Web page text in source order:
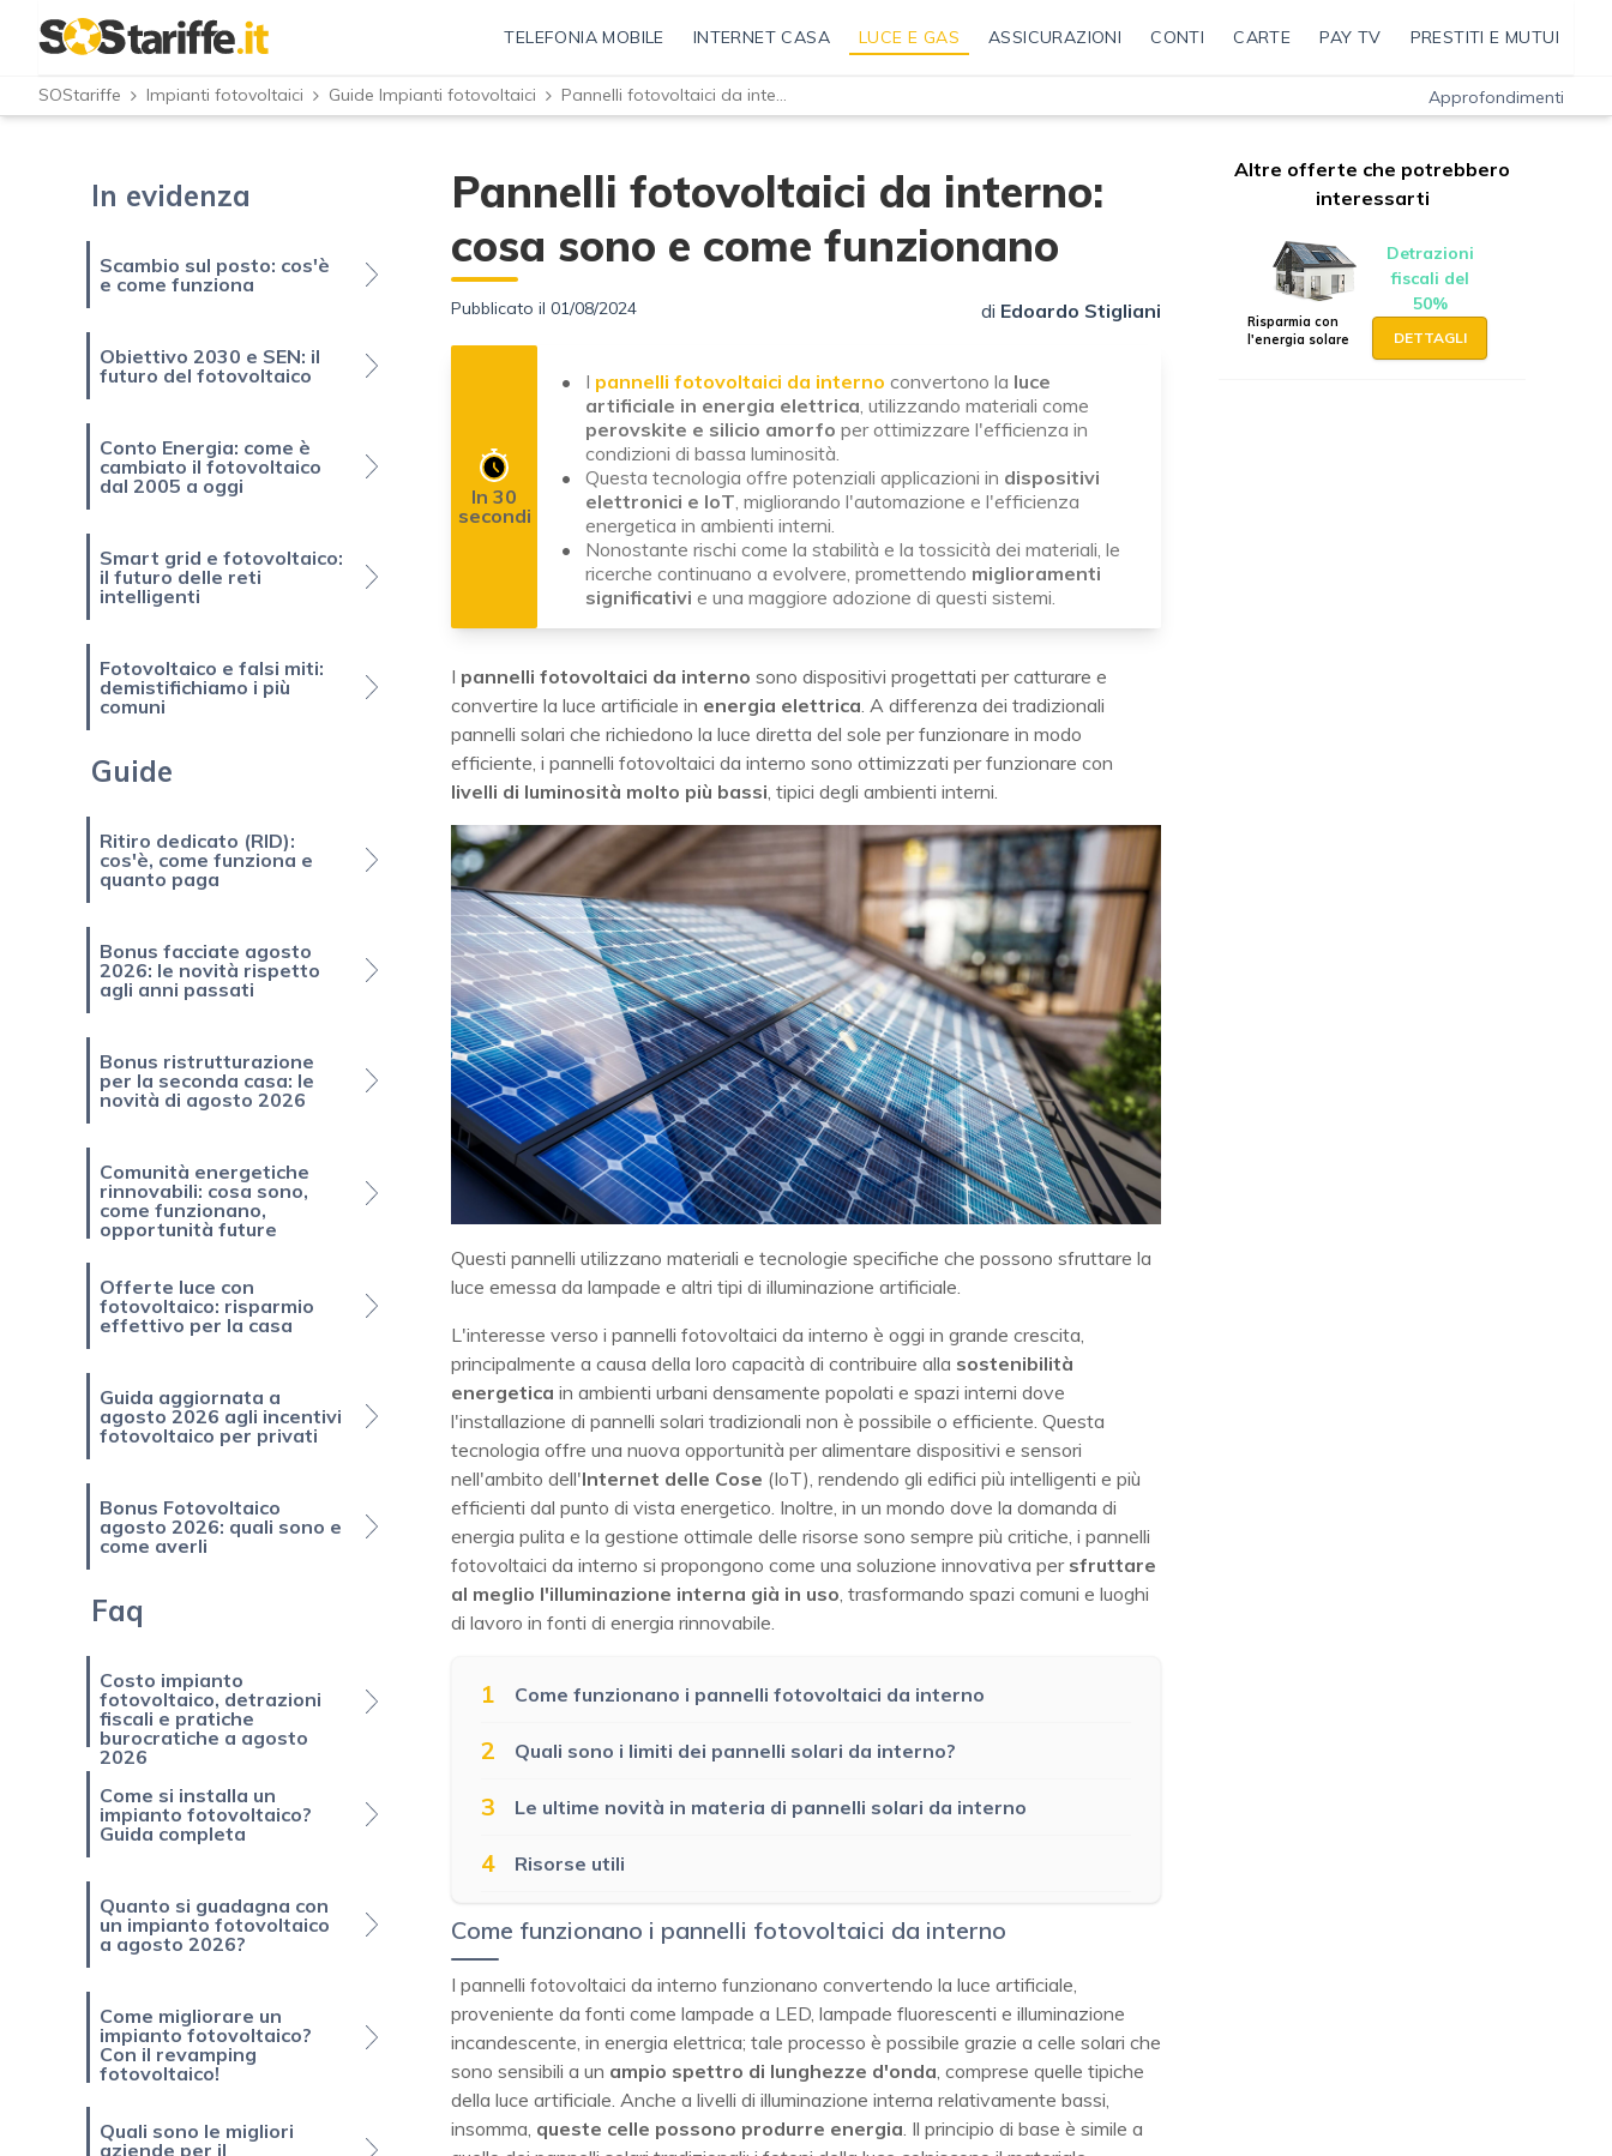
TELEFONIA MOBILE INTERNET CASA LUCE E GAS ASSICURAZIONI CONTI CARTE PAY TV PRESTITI E MUTUI
SOStariffe Impianti fotovoltaici Guide Impianti fotovoltaici Pannelli fotovoltaici da interno: cosa sono e come funzionano Approfondimenti
In evidenza
Scambio sul posto: cos'è
e come funziona
Obiettivo 2030 e SEN: il
futuro del fotovoltaico
Conto Energia: come è
cambiato il fotovoltaico
dal 2005 a oggi
Smart grid e fotovoltaico:
il futuro delle reti
intelligenti
Fotovoltaico e falsi miti:
demistifichiamo i più
comuni
Guide
Ritiro dedicato (RID):
cos'è, come funziona e
quanto paga
Bonus facciate agosto
2026: le novità rispetto
agli anni passati
Bonus ristrutturazione
per la seconda casa: le
novità di agosto 2026
Comunità energetiche
rinnovabili: cosa sono,
come funzionano,
opportunità future
Offerte luce con
fotovoltaico: risparmio
effettivo per la casa
Guida aggiornata a
agosto 2026 agli incentivi
fotovoltaico per privati
Bonus Fotovoltaico
agosto 2026: quali sono e
come averli
Faq
Costo impianto
fotovoltaico, detrazioni
fiscali e pratiche
burocratiche a agosto
2026
Come si installa un
impianto fotovoltaico?
Guida completa
Quanto si guadagna con
un impianto fotovoltaico
a agosto 2026?
Come migliorare un
impianto fotovoltaico?
Con il revamping
fotovoltaico!
Quali sono le migliori
aziende per il
Pannelli fotovoltaici da interno:
cosa sono e come funzionano
Pubblicato il 01/08/2024 di Edoardo Stigliani
In 30
secondi
I pannelli fotovoltaici da interno convertono la luce
artificiale in energia elettrica, utilizzando materiali come
perovskite e silicio amorfo per ottimizzare l'efficienza in
condizioni di bassa luminosità.
Questa tecnologia offre potenziali applicazioni in dispositivi
elettronici e IoT, migliorando l'automazione e l'efficienza
energetica in ambienti interni.
Nonostante rischi come la stabilità e la tossicità dei materiali, le
ricerche continuano a evolvere, promettendo miglioramenti
significativi e una maggiore adozione di questi sistemi.
I pannelli fotovoltaici da interno sono dispositivi progettati per catturare e
convertire la luce artificiale in energia elettrica. A differenza dei tradizionali
pannelli solari che richiedono la luce diretta del sole per funzionare in modo
efficiente, i pannelli fotovoltaici da interno sono ottimizzati per funzionare con
livelli di luminosità molto più bassi, tipici degli ambienti interni.
Questi pannelli utilizzano materiali e tecnologie specifiche che possono sfruttare la
luce emessa da lampade e altri tipi di illuminazione artificiale.
L'interesse verso i pannelli fotovoltaici da interno è oggi in grande crescita,
principalmente a causa della loro capacità di contribuire alla sostenibilità
energetica in ambienti urbani densamente popolati e spazi interni dove
l'installazione di pannelli solari tradizionali non è possibile o efficiente. Questa
tecnologia offre una nuova opportunità per alimentare dispositivi e sensori
nell'ambito dell'Internet delle Cose (IoT), rendendo gli edifici più intelligenti e più
efficienti dal punto di vista energetico. Inoltre, in un mondo dove la domanda di
energia pulita e la gestione ottimale delle risorse sono sempre più critiche, i pannelli
fotovoltaici da interno si propongono come una soluzione innovativa per sfruttare
al meglio l'illuminazione interna già in uso, trasformando spazi comuni e luoghi
di lavoro in fonti di energia rinnovabile.
1 Come funzionano i pannelli fotovoltaici da interno
2 Quali sono i limiti dei pannelli solari da interno?
3 Le ultime novità in materia di pannelli solari da interno
4 Risorse utili
Come funzionano i pannelli fotovoltaici da interno
I pannelli fotovoltaici da interno funzionano convertendo la luce artificiale,
proveniente da fonti come lampade a LED, lampade fluorescenti e illuminazione
incandescente, in energia elettrica; tale processo è possibile grazie a celle solari che
sono sensibili a un ampio spettro di lunghezze d'onda, comprese quelle tipiche
della luce artificiale. Anche a livelli di illuminazione interna relativamente bassi,
insomma, queste celle possono produrre energia. Il principio di base è simile a
Altre offerte che potrebbero
interessarti
Risparmia con
l'energia solare
Detrazioni
fiscali del
50%
DETTAGLI